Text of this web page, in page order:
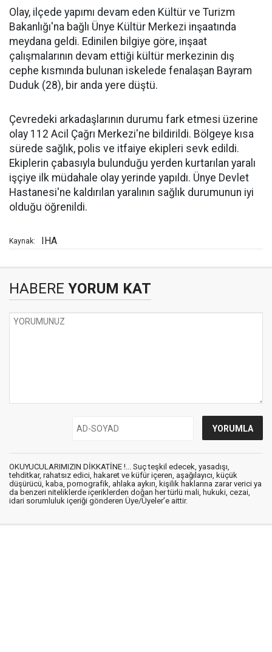
Olay, ilçede yapımı devam eden Kültür ve Turizm
Bakanlığı'na bağlı Ünye Kültür Merkezi inşaatında
meydana geldi. Edinilen bilgiye göre, inşaat
çalışmalarının devam ettiği kültür merkezinin dış
cephe kısmında bulunan iskelede fenalaşan Bayram
Duduk (28), bir anda yere düştü.
Çevredeki arkadaşlarının durumu fark etmesi üzerine
olay 112 Acil Çağrı Merkezi'ne bildirildi. Bölgeye kısa
sürede sağlık, polis ve itfaiye ekipleri sevk edildi.
Ekiplerin çabasıyla bulunduğu yerden kurtarılan yaralı
işçiye ilk müdahale olay yerinde yapıldı. Ünye Devlet
Hastanesi'ne kaldırılan yaralının sağlık durumunun iyi
olduğu öğrenildi.
Kaynak: IHA
HABERE YORUM KAT
OKUYUCULARIMIZIN DİKKATİNE !... Suç teşkil edecek, yasadışı,
tehditkar, rahatsız edici, hakaret ve küfür içeren, aşağılayıcı, küçük
düşürücü, kaba, pornografik, ahlaka aykırı, kişilik haklarına zarar verici ya
da benzeri niteliklerde içeriklerden doğan her türlü mali, hukuki, cezai,
idari sorumluluk içeriği gönderen Üye/Üyeler’e aittir.